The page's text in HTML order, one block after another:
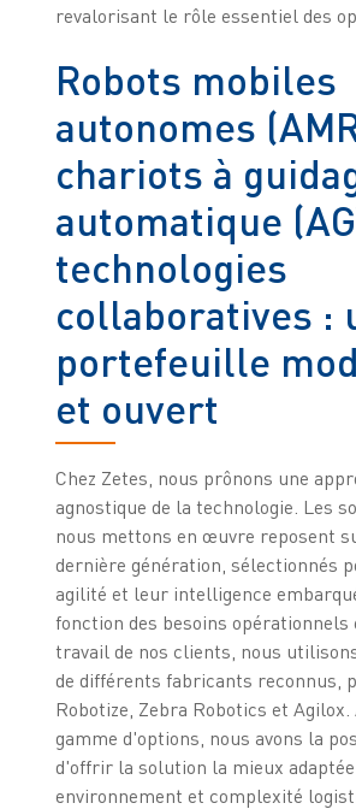
revalorisant le rôle essentiel des
Robots mobiles
autonomes
chariots à
automatique
technologies
collaboratives :
portefeuille
et ouvert
Chez Zetes, nous prônons une
agnostique de la technologie. Les
nous mettons en œuvre reposent
dernière génération, sélectionnés
agilité et leur intelligence
fonction des besoins opérationnels
travail de nos clients, nous
de différents fabricants reconnus,
Robotize, Zebra Robotics et
gamme d'options, nous avons la
d'offrir la solution la mieux adaptée
environnement et complexité